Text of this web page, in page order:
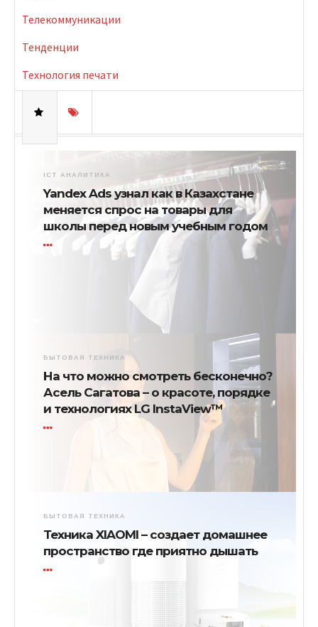
Телекоммуникации
Тенденции
Технология печати
ICT АНАЛИТИКА
Yandex Ads узнал как в Казахстане
меняется спрос на товары для
школы перед новым учебным годом
БЫТОВАЯ ТЕХНИКА
На что можно смотреть бесконечно?
Асель Сагатова – о красоте, порядке
и технологиях LG InstaView™
БЫТОВАЯ ТЕХНИКА
Техника XIAOMI – создает домашнее
пространство где приятно дышать